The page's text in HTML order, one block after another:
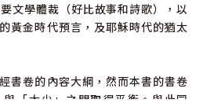
文學體裁（好比故事和詩歌），以
黃金時代預言，及耶穌時代的猶太
書卷的內容大綱，然而本書的書卷
「太少」之間取得平衡。與此同